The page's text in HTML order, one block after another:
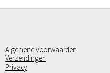
Algemene voorwaarden
Verzendingen
Privacy